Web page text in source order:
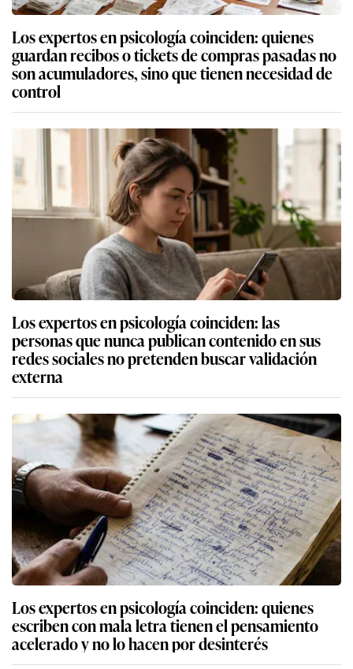
Los expertos en psicología coinciden: quienes
guardan recibos o tickets de compras pasadas no
son acumuladores, sino que tienen necesidad de
control
Los expertos en psicología coinciden: las
personas que nunca publican contenido en sus
redes sociales no pretenden buscar validación
externa
Los expertos en psicología coinciden: quienes
escriben con mala letra tienen el pensamiento
acelerado y no lo hacen por desinterés